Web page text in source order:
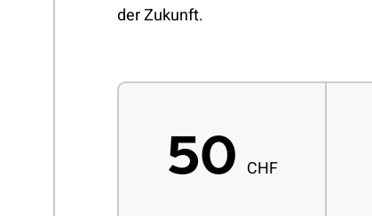
der Zukunft.
50 CHF